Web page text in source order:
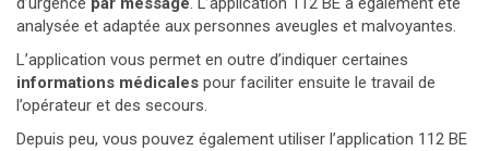
analysée et adaptée aux personnes aveugles et malvoyantes.
L’application vous permet en outre d’indiquer certaines
informations médicales pour faciliter ensuite le travail de
l’opérateur et des secours.
Depuis peu, vous pouvez également utiliser l’application 112 BE